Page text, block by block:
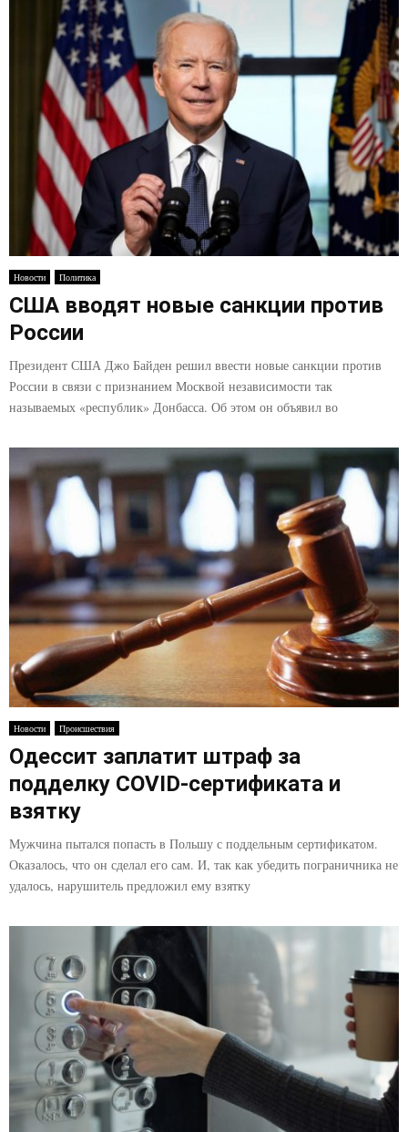
Новости Политика
США вводят новые санкции против
России
Президент США Джо Байден решил ввести новые санкции против
России в связи с признанием Москвой независимости так
называемых «республик» Донбасса. Об этом он объявил во
Новости Происшествия
Одессит заплатит штраф за
подделку COVID-сертификата и
взятку
Мужчина пытался попасть в Польшу с поддельным сертификатом.
Оказалось, что он сделал его сам. И, так как убедить пограничника не
удалось, нарушитель предложил ему взятку